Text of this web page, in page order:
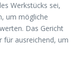
Werkstücks sei,
um mögliche
Das Gericht
für ausreichend, um